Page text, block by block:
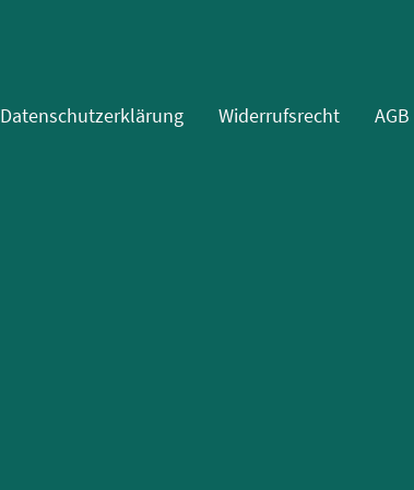
Datenschutzerklärung Widerrufsrecht AGB